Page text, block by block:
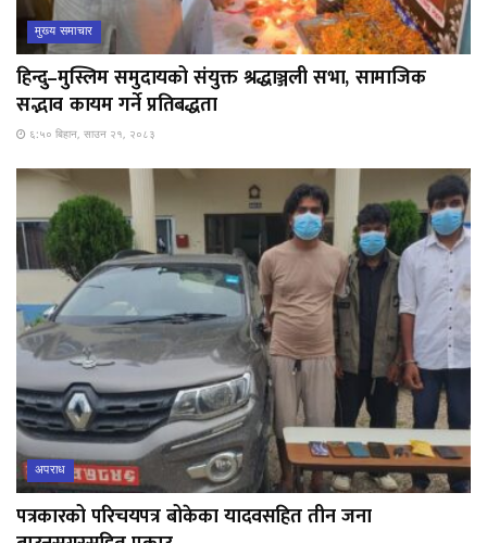
मुख्य समाचार
हिन्दु–मुस्लिम समुदायको संयुक्त श्रद्धाञ्जली सभा, सामाजिक
सद्भाव कायम गर्ने प्रतिबद्धता
६:५० बिहान, साउन २१, २०८३
अपराध
पत्रकारको परिचयपत्र बोकेका यादवसहित तीन जना